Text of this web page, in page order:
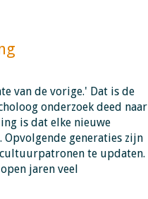
van de vorige.' Dat is de
onderzoek deed naar
is dat elke nieuwe
generaties zijn
te updaten.
jaren veel